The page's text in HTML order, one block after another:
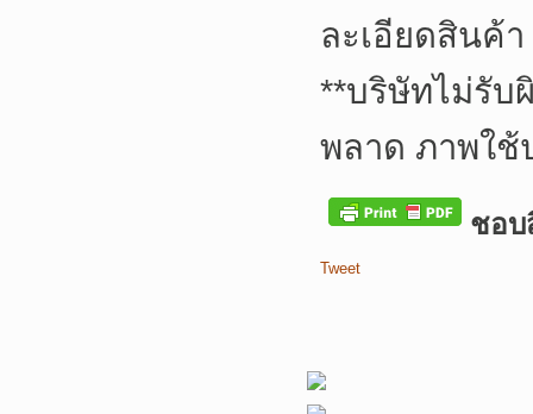
ละเอียดสินค้
**บริษัทไม่รับ
พลาด ภาพใ
ชอบ
Tweet